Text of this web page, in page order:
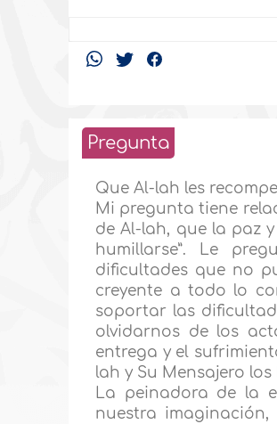
Pregunta
Que Al-lah les
Mi pregunta tiene
de Al-lah, que la paz
humillarse”. Le
dificultades que no
creyente a todo lo
soportar las
olvidarnos de los
entrega y el
lah y Su Mensajero
La peinadora de la
nuestra